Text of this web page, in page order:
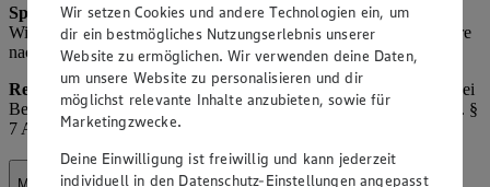
Speicherdauer:Bis zum Widerruf der Einwilligung bzw.
Widerspruch gegen die Verarbeitung, ansonsten regelmäßig 3 Jahre
nach letzter Interaktion.
Rechtsgrundlage:Art. 6 Abs. 1 lit. a) DSGVO (Einwilligung), bei
Bestandskundenwerbung ggf. Art. 6 Abs. 1 lit. f) DSGVO i. V. m. §
7 Abs. 3 UWG (berechtigtes Interesse an Direktwerbung).
Wir setzen Cookies und andere Technologien ein, um
dir ein bestmögliches Nutzungserlebnis unserer
Website zu ermöglichen. Wir verwenden deine Daten,
um unsere Website zu personalisieren und dir
möglichst relevante Inhalte anzubieten, sowie für
Marketingzwecke.
Deine Einwilligung ist freiwillig und kann jederzeit
individuell in den Datenschutz-Einstellungen angepasst